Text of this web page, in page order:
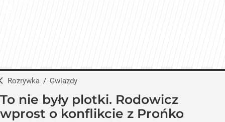
Rozrywka / Gwiazdy
To nie były plotki. Rodowicz
wprost o konflikcie z Prońko